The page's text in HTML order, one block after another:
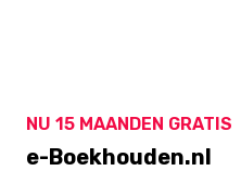
NU 15 MAANDEN GRATIS
e-Boekhouden.nl